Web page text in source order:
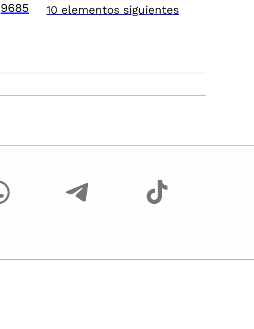
9685 10 elementos siguientes